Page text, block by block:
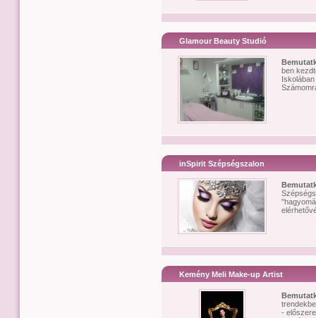
Glamour Beauty Studió
ben
inSpirit Szépségszalon
Kemény Meli Make-up Artist
-